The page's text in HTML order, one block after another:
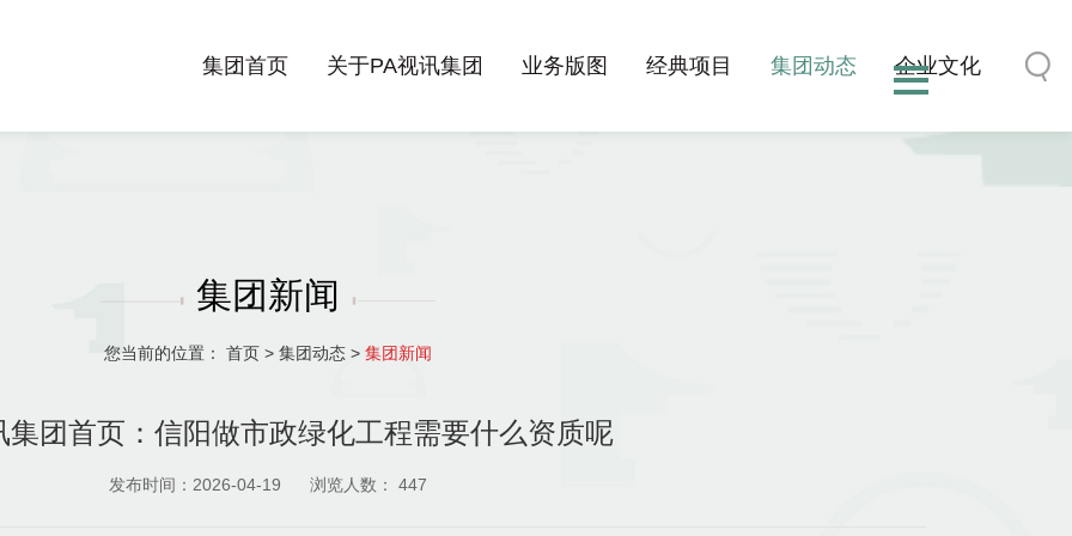
集团首页 关于PA视讯集团 业务版图 经典项目 集团动态 企业文化
集团新闻
您当前的位置： 首页 > 集团动态 > 集团新闻
集团首页：信阳做市政绿化工程需要什么资质呢
发布时间：2026-04-19 浏览人数： 447